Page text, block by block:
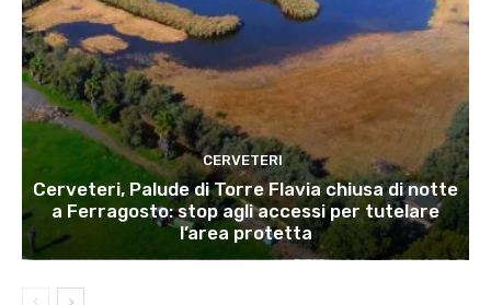
CERVETERI
Cerveteri, Palude di Torre Flavia chiusa di notte
a Ferragosto: stop agli accessi per tutelare
l’area protetta